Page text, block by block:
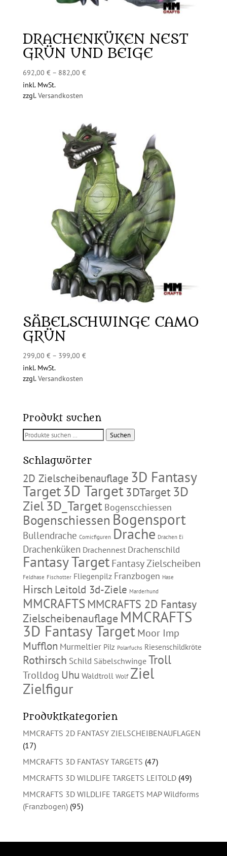
DRACHENKÜKEN NEST
GRÜN UND BEIGE
692,00 €– 882,00 €
inkl. MwSt.
zzgl.Versandkosten
SÄBELSCHWINGE CAMO
GRÜN
299,00 €– 399,00 €
inkl. MwSt.
zzgl.Versandkosten
Produkt suchen
Suchen
Suchen
Schlagwörter
2D Zielscheibenauflage 3D Fantasy
Target3D Target 3DTarget 3D
Ziel3D_Target Bogenscchiessen
Bogenschiessen Bogensport
Bullendrache Comicfiguren Drache Drachen Ei
Drachenküken Drachennest Drachenschild
Fantasy Target Fantasy Zielscheiben
Feldhase Fischotter Fliegenpilz Franzbogen Hase
Hirsch Leitold 3d-Ziele Marderhund
MMCRAFTS MMCRAFTS 2D Fantasy
Zielscheibenauflage MMCRAFTS
3D Fantasy Target Moor Imp
Mufflon Murmeltier Pilz Polarfuchs Riesenschildkröte
Rothirsch Schild Säbelschwinge Troll
Trolldog Uhu Waldtroll Wolf Ziel
Zielfigur
Produktkategorien
MMCRAFTS 2D FANTASY ZIELSCHEIBENAUFLAGEN
(17)
MMCRAFTS 3D FANTASY TARGETS (47)
MMCRAFTS 3D WILDLIFE TARGETS LEITOLD (49)
MMCRAFTS 3D WILDLIFE TARGETS MAP Wildforms
(Franzbogen) (95)